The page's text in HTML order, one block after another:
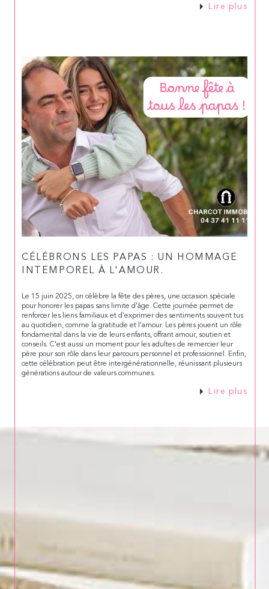
Lire plus
CÉLÉBRONS LES PAPAS : UN HOMMAGE
INTEMPOREL À L'AMOUR.
Le 15 juin 2025, on célèbre la fête des pères, une occasion spéciale
pour honorer les papas sans limite d'âge. Cette journée permet de
renforcer les liens familiaux et d'exprimer des sentiments souvent tus
au quotidien, comme la gratitude et l'amour. Les pères jouent un rôle
fondamental dans la vie de leurs enfants, offrant amour, soutien et
conseils. C'est aussi un moment pour les adultes de remercier leur
père pour son rôle dans leur parcours personnel et professionnel. Enfin,
cette célébration peut être intergénérationnelle, réunissant plusieurs
générations autour de valeurs communes.
Lire plus